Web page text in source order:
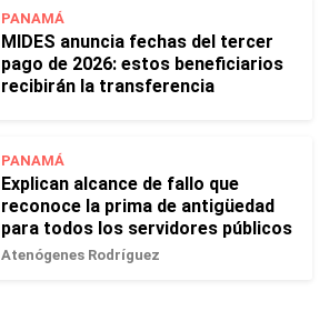
PANAMÁ
MIDES anuncia fechas del tercer
pago de 2026: estos beneficiarios
recibirán la transferencia
PANAMÁ
Explican alcance de fallo que
reconoce la prima de antigüedad
para todos los servidores públicos
Atenógenes Rodríguez